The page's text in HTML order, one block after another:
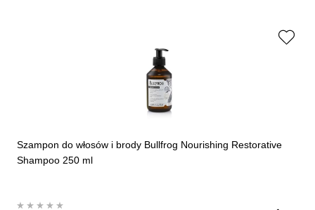
Szampon do włosów i brody Bullfrog Nourishing Restorative
Shampoo 250 ml